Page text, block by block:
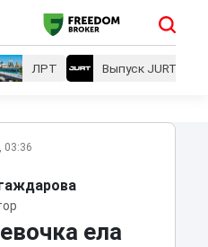
ЛРТ Выпуск JURT
03:36
ела